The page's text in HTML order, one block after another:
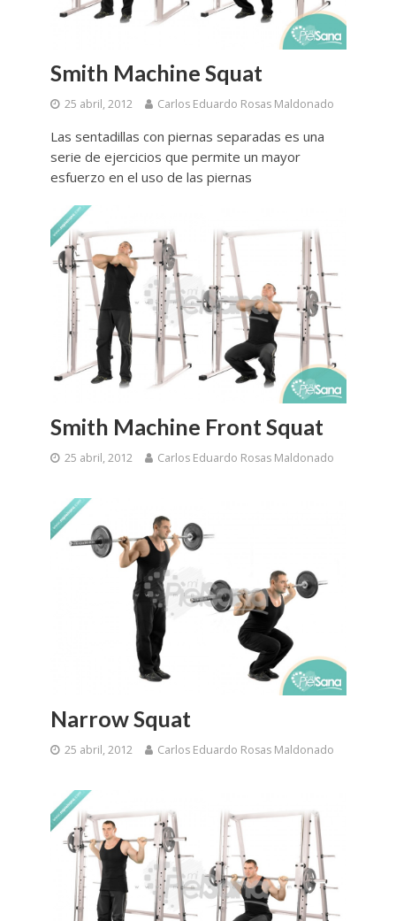
Smith Machine Squat
25 abril, 2012 Carlos Eduardo Rosas Maldonado
Las sentadillas con piernas separadas es una
serie de ejercicios que permite un mayor
esfuerzo en el uso de las piernas
Smith Machine Front Squat
25 abril, 2012 Carlos Eduardo Rosas Maldonado
Narrow Squat
25 abril, 2012 Carlos Eduardo Rosas Maldonado